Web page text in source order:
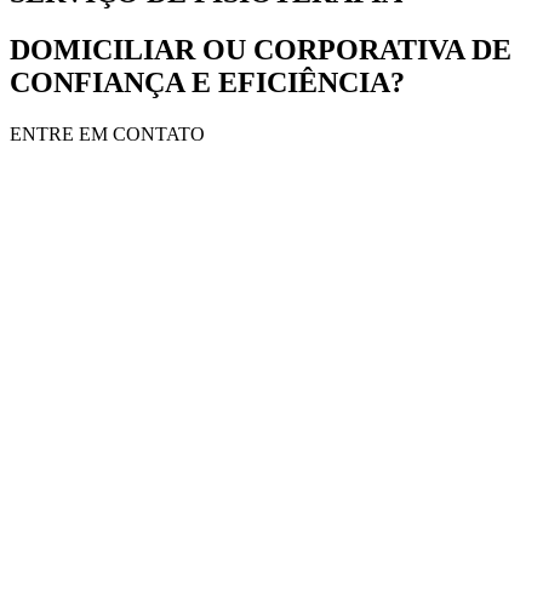
DOMICILIAR OU CORPORATIVA DE
CONFIANÇA E EFICIÊNCIA?
ENTRE EM CONTATO